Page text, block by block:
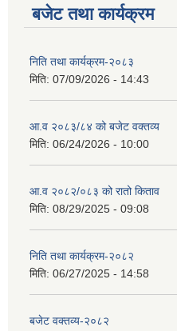
बजेट तथा कार्यक्रम
निति तथा कार्यक्रम-२०८३
मिति: 07/09/2026 - 14:43
आ.व २०८३/८४ को बजेट वक्तव्य
मिति: 06/24/2026 - 10:00
आ.व २०८२/०८३ को रातो किताव
मिति: 08/29/2025 - 09:08
निति तथा कार्यक्रम-२०८२
मिति: 06/27/2025 - 14:58
बजेट वक्तव्य-२०८२